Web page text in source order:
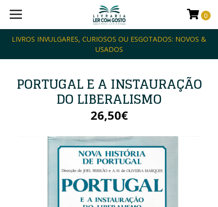
LIVROS INVULGARES, CURIOSOS OU ESGOTADOS: NOVOS &
USADOS
0
PORTUGAL E A INSTAURAÇÃO
DO LIBERALISMO
26,50€